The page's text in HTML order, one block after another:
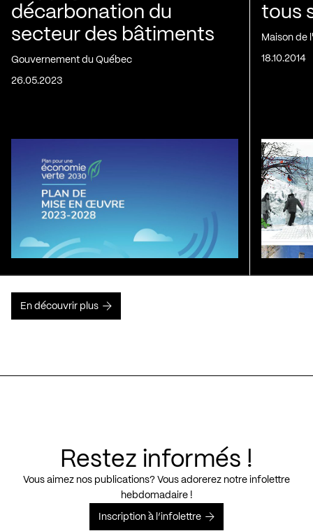
décarbonation du
secteur des bâtiments
Gouvernement du Québec
26.05.2023
tous
Maison de
18.10.2014
En découvrir plus
Restez informés !
Vous aimez nos publications? Vous adorerez notre infolettre
hebdomadaire !
Inscription à l’infolettre